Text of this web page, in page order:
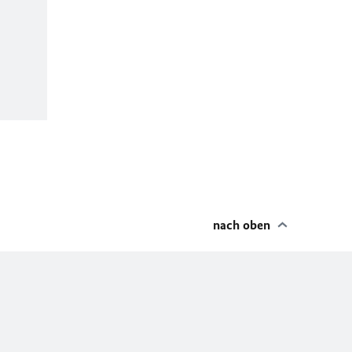
nach oben